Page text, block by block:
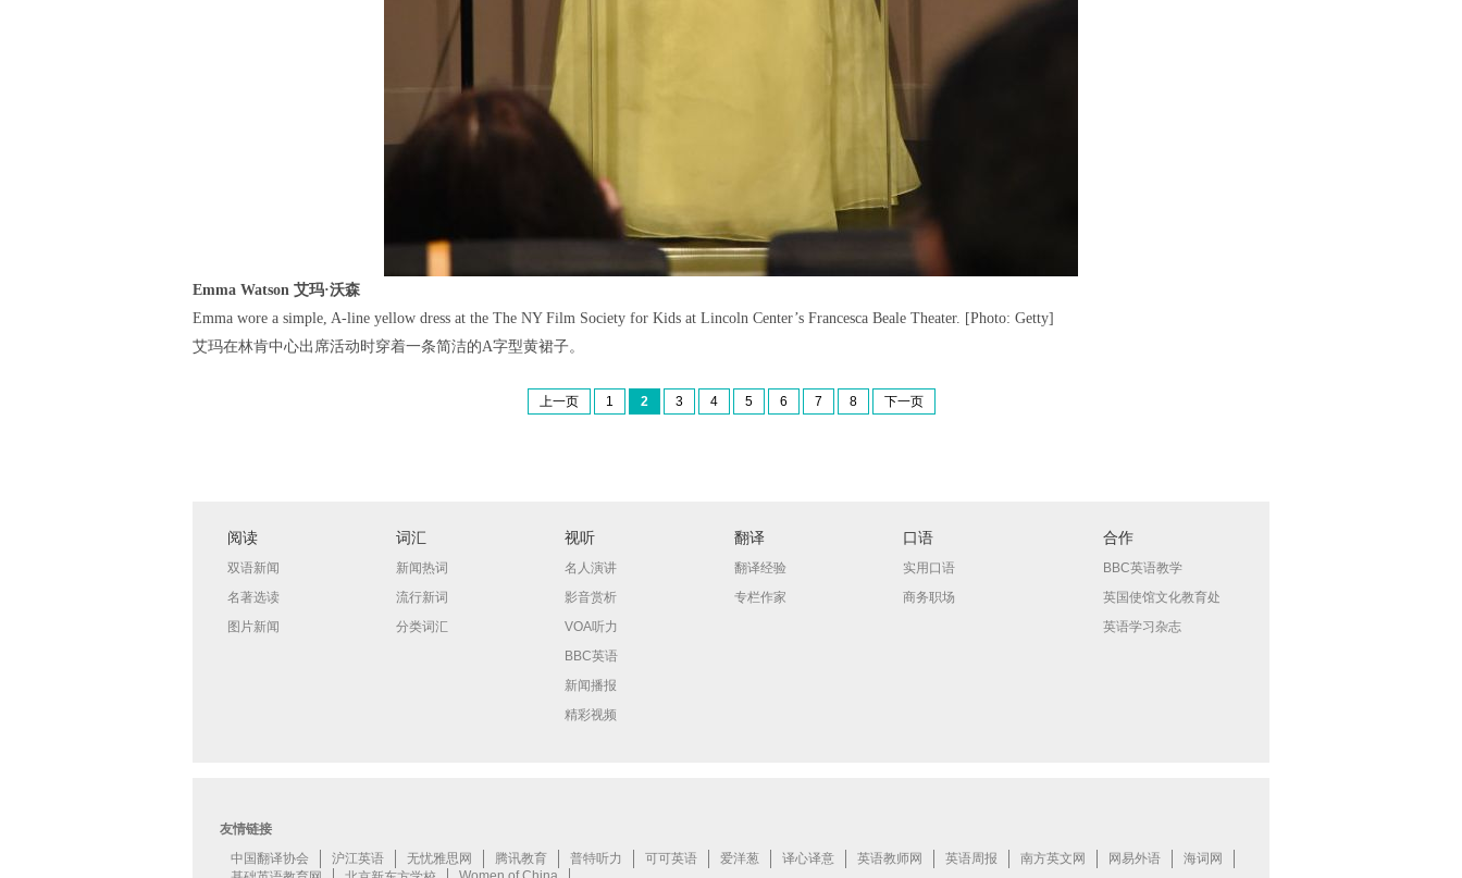
Emma Watson 艾玛·沃森
Emma wore a simple, A-line yellow dress at the The NY Film Society for Kids at Lincoln Center’s Francesca Beale Theater. [Photo: Getty]
艾玛在林肯中心出席活动时穿着一条简洁的A字型黄裙子。
上一页 1 2 3 4 5 6 7 8 下一页
阅读
双语新闻
名著选读
图片新闻
词汇
新闻热词
流行新词
分类词汇
视听
名人演讲
影音赏析
VOA听力
BBC英语
新闻播报
精彩视频
翻译
翻译经验
专栏作家
口语
实用口语
商务职场
合作
BBC英语教学
英国使馆文化教育处
英语学习杂志